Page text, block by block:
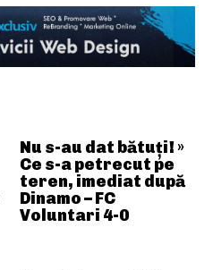
Nu s-au dat bătuți! »
Ce s-a petrecut pe
teren, imediat după
Dinamo – FC
Voluntari 4-0